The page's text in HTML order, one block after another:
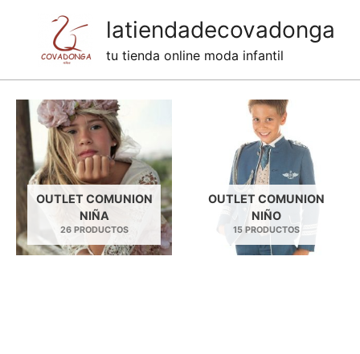
latiendadecovadonga
tu tienda online moda infantil
OUTLET COMUNION
NIÑA
26 PRODUCTOS
OUTLET COMUNION
NIÑO
15 PRODUCTOS